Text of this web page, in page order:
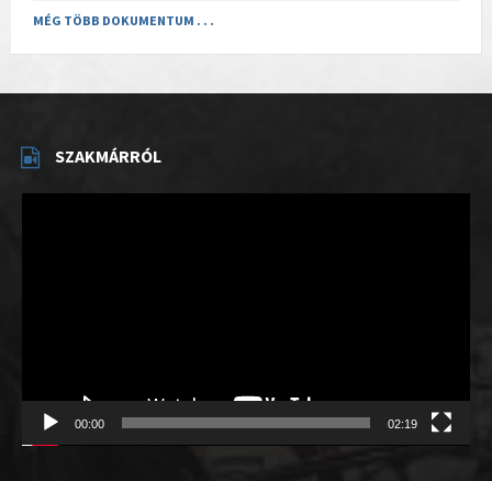
MÉG TÖBB DOKUMENTUM . . .
SZAKMÁRRÓL
00:00 02:19